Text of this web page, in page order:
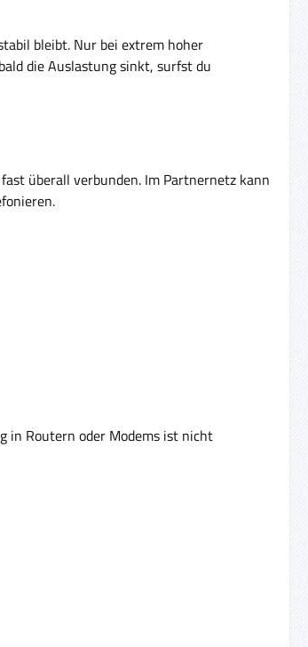
bleibt. Nur bei extrem hoher
die Auslastung sinkt, surfst du
überall verbunden. Im Partnernetz kann
in Routern oder Modems ist nicht